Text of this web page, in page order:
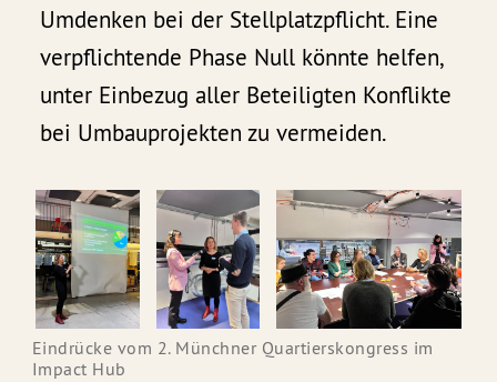
Umdenken bei der Stellplatzpflicht. Eine
verpflichtende Phase Null könnte helfen,
unter Einbezug aller Beteiligten Konflikte
bei Umbauprojekten zu vermeiden.
Eindrücke vom 2. Münchner Quartierskongress im
Impact Hub